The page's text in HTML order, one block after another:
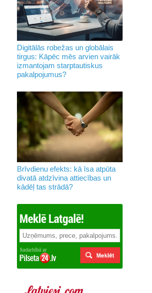
Digitālās robežas un globālais
tirgus: Kāpēc mēs arvien vairāk
izmantojam starptautiskus
pakalpojumus?
Brīvdienu efekts: kā īsa atpūta
divatā atdzīvina attiecības un
kādēļ tas strādā?